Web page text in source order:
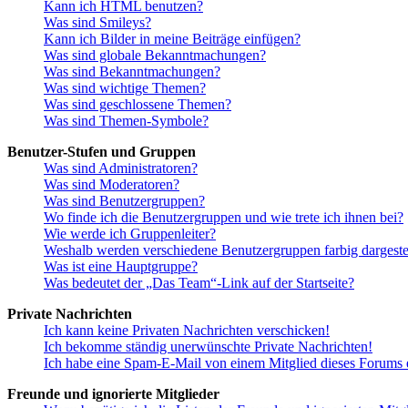
Kann ich HTML benutzen?
Was sind Smileys?
Kann ich Bilder in meine Beiträge einfügen?
Was sind globale Bekanntmachungen?
Was sind Bekanntmachungen?
Was sind wichtige Themen?
Was sind geschlossene Themen?
Was sind Themen-Symbole?
Benutzer-Stufen und Gruppen
Was sind Administratoren?
Was sind Moderatoren?
Was sind Benutzergruppen?
Wo finde ich die Benutzergruppen und wie trete ich ihnen bei?
Wie werde ich Gruppenleiter?
Weshalb werden verschiedene Benutzergruppen farbig
Was ist eine Hauptgruppe?
Was bedeutet der „Das Team“-Link auf der Startseite?
Private Nachrichten
Ich kann keine Privaten Nachrichten verschicken!
Ich bekomme ständig unerwünschte Private Nachrichten!
Ich habe eine Spam-E-Mail von einem Mitglied dieses Forums
Freunde und ignorierte Mitglieder